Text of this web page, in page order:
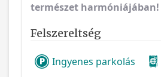
természet harmóniájában!
Felszereltség
Ingyenes parkolás